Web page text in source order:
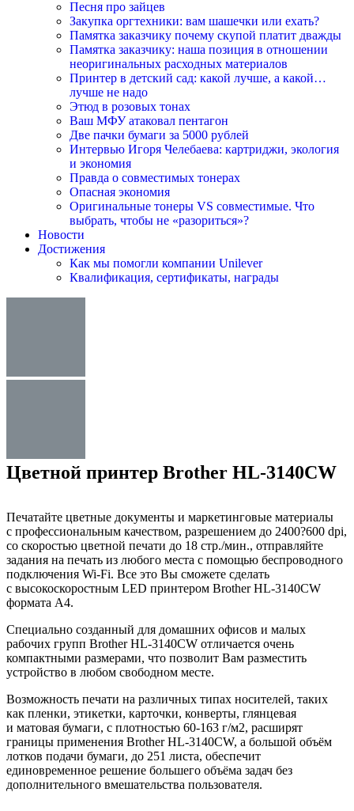
Песня про зайцев
Закупка оргтехники: вам шашечки или ехать?
Памятка заказчику почему скупой платит дважды
Памятка заказчику: наша позиция в отношении
неоригинальных расходных материалов
Принтер в детский сад: какой лучше, а какой…
лучше не надо
Этюд в розовых тонах
Ваш МФУ атаковал пентагон
Две пачки бумаги за 5000 рублей
Интервью Игоря Челебаева: картриджи, экология
и экономия
Правда о совместимых тонерах
Опасная экономия
Оригинальные тонеры VS совместимые. Что
выбрать, чтобы не «разориться»?
Новости
Достижения
Как мы помогли компании Unilever
Квалификация, сертификаты, награды
Цветной принтер Brother HL-3140CW
Печатайте цветные документы и маркетинговые материалы
с профессиональным качеством, разрешением до 2400?600 dpi,
со скоростью цветной печати до 18 стр./мин., отправляйте
задания на печать из любого места с помощью беспроводного
подключения Wi-Fi. Все это Вы сможете сделать
с высокоскоростным LED принтером Brother HL-3140CW
формата А4.
Специально созданный для домашних офисов и малых
рабочих групп Brother HL-3140CW отличается очень
компактными размерами, что позволит Вам разместить
устройство в любом свободном месте.
Возможность печати на различных типах носителей, таких
как пленки, этикетки, карточки, конверты, глянцевая
и матовая бумаги, с плотностью 60-163 г/м2, расширят
границы применения Brother HL-3140CW, а большой объём
лотков подачи бумаги, до 251 листа, обеспечит
единовременное решение большего объёма задач без
дополнительного вмешательства пользователя.